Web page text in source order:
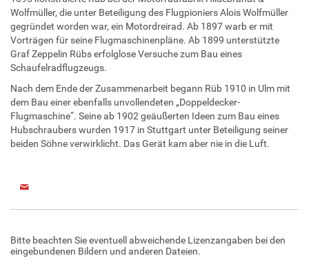
Wolfmüller, die unter Beteiligung des Flugpioniers Alois Wolfmüller
gegründet worden war, ein Motordreirad. Ab 1897 warb er mit
Vorträgen für seine Flugmaschinenpläne. Ab 1899 unterstützte
Graf Zeppelin Rübs erfolglose Versuche zum Bau eines
Schaufelradflugzeugs.
Nach dem Ende der Zusammenarbeit begann Rüb 1910 in Ulm mit
dem Bau einer ebenfalls unvollendeten „Doppeldecker-
Flugmaschine“. Seine ab 1902 geäußerten Ideen zum Bau eines
Hubschraubers wurden 1917 in Stuttgart unter Beteiligung seiner
beiden Söhne verwirklicht. Das Gerät kam aber nie in die Luft.
Bitte beachten Sie eventuell abweichende Lizenzangaben bei den
eingebundenen Bildern und anderen Dateien.